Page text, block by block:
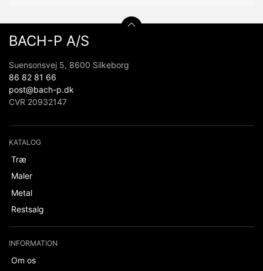
BACH-P A/S
Suensonsvej 5, 8600 Silkeborg
86 82 81 66
post@bach-p.dk
CVR 20932147
KATALOG
Træ
Maler
Metal
Restsalg
INFORMATION
Om os